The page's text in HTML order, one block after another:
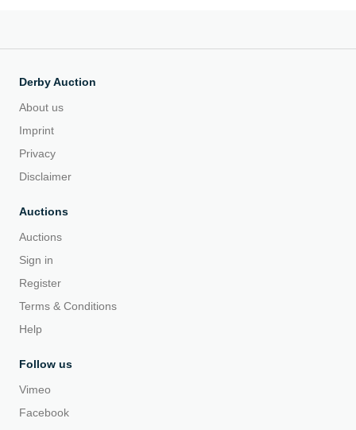
Derby Auction
About us
Imprint
Privacy
Disclaimer
Auctions
Auctions
Sign in
Register
Terms & Conditions
Help
Follow us
Vimeo
Facebook